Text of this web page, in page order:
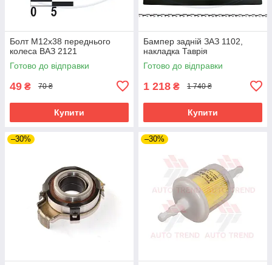
Болт М12х38 переднього
колеса ВАЗ 2121
Готово до відправки
49 ₴ 70 ₴
Купити
Бампер задній ЗАЗ 1102,
накладка Таврія
Готово до відправки
1 218 ₴ 1 740 ₴
Купити
–30% –30%